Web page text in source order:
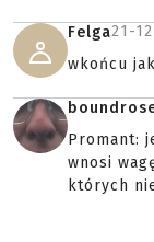
Felga21-
wkońcu
Promant:
wnosi
których